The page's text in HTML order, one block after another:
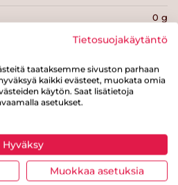
0 g
Jaa tuote
Tietosuojakäytäntö
taataksemme sivuston parhaan
kaikki evästeet, muokata omia
käytön. Saat lisätietoja
asetukset.
Hyväksy
Muokkaa asetuksia